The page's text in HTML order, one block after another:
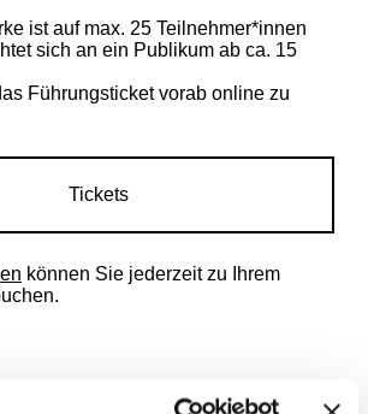
ist auf max. 25 Teilnehmer*innen
sich an ein Publikum ab ca. 15
Führungsticket vorab online zu
Tickets
können Sie jederzeit zu Ihrem